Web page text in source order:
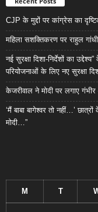
CJP के मुद्दों पर कांग्रेस का
महिला सशक्तिकरण पर राहुल
नई सुरक्षा दिशा-निर्देशों का
परियोजनाओं के लिए नए सुरक्षा
केजरीवाल ने मोदी पर लगाए
‘मैं बाबा बागेश्वर तो नहीं…’
मोदी…”
M T